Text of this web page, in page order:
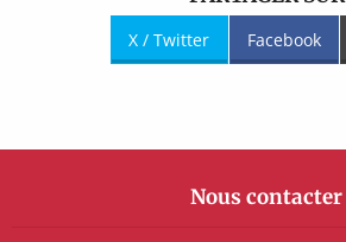
X / Twitter Facebook
Nous contacter